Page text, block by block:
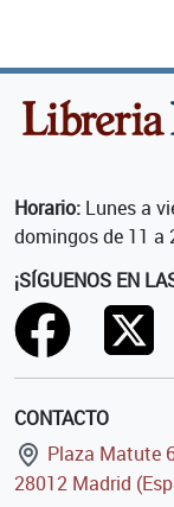
Horario: Lunes a
domingos de 11 a
¡SÍGUENOS EN
CONTACTO
Plaza Matute
28012 Madrid